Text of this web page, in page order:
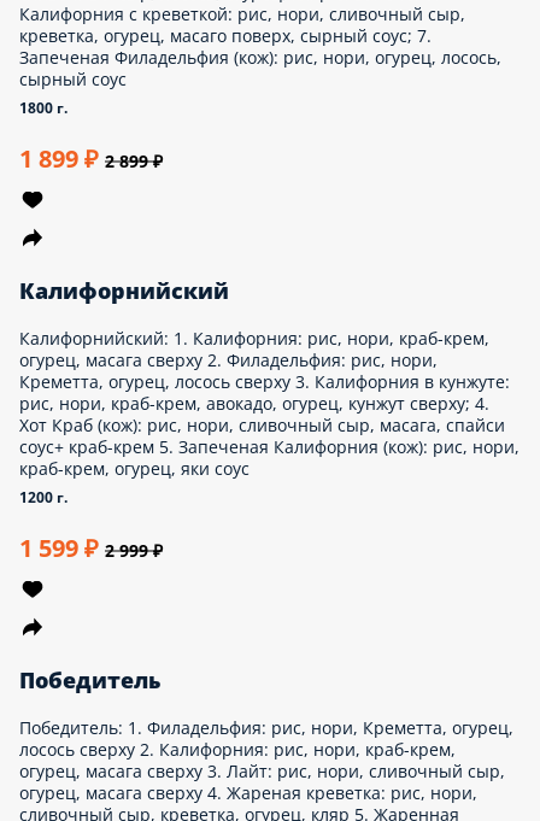
ВИП Сет с Запеченными роллами 2: 1. Чиз маки: рис, нори,
сливочный сыр 2. Калифорния: рис, нори, краб-крем, огурец,
масага сверху 3. Филадельфия: рис, нори, Креметта, огурец,
лосось сверху 4. Запеченая Филадельфия (кож): рис, нори,
огурец, лосось, сырный соус 5. Запеченая Калифорния (кож):
рис, нори, краб-крем, огурец, яки соус Внешний вид товара
1 199 ₽
ВИП Сет с жаренными роллами №2
сливочный сыр 2. Калифорния: рис, нори, краб-крем, огурец,
масага сверху 3. Филадельфия: рис, нори, Креметта, огурец,
лосось сверху 4. Калифорния ХОТ: рис, нори, краб-крем,
огурец, кляр 5. Цезарь BBQ: рис, нори, курица, сливочный
сыр, томат, соус BBQ внутрь, кляр Внешний вид товара может
отличаться.
1000 г.
Тануки
Тануки: 1. Вегас (кож): рис, нори, сливочный сыр, курица,
Чиз (кож): рис, нори, курица, сливочный сыр, салат айсберг,
сырный соус, унаги соус 3. Флорида: рис, нори, сливочный
720 г.
999 ₽1 999 ₽